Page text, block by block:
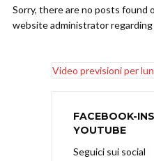
Sorry, there are no posts found
website administrator
Video previsioni per
FACEBOOK-
YOUTUBE
Seguici sui social